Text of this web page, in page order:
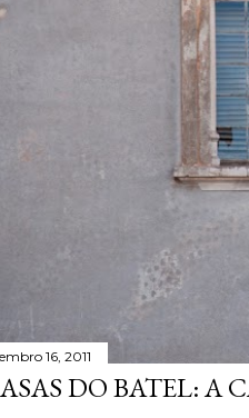
16, 2011
DO BATEL: A